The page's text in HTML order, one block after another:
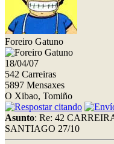
Foreiro Gatuno
18/04/07
542 Carreiras
5897 Mensaxes
O Xibao, Tomiño
Asunto: Re: 42
SANTIAGO 27/10